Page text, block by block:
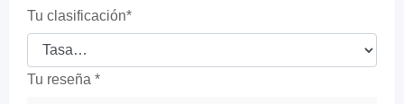
Tu clasificación*
Tu reseña *